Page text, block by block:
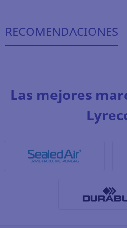
RECOMENDACIONES
Las mejores